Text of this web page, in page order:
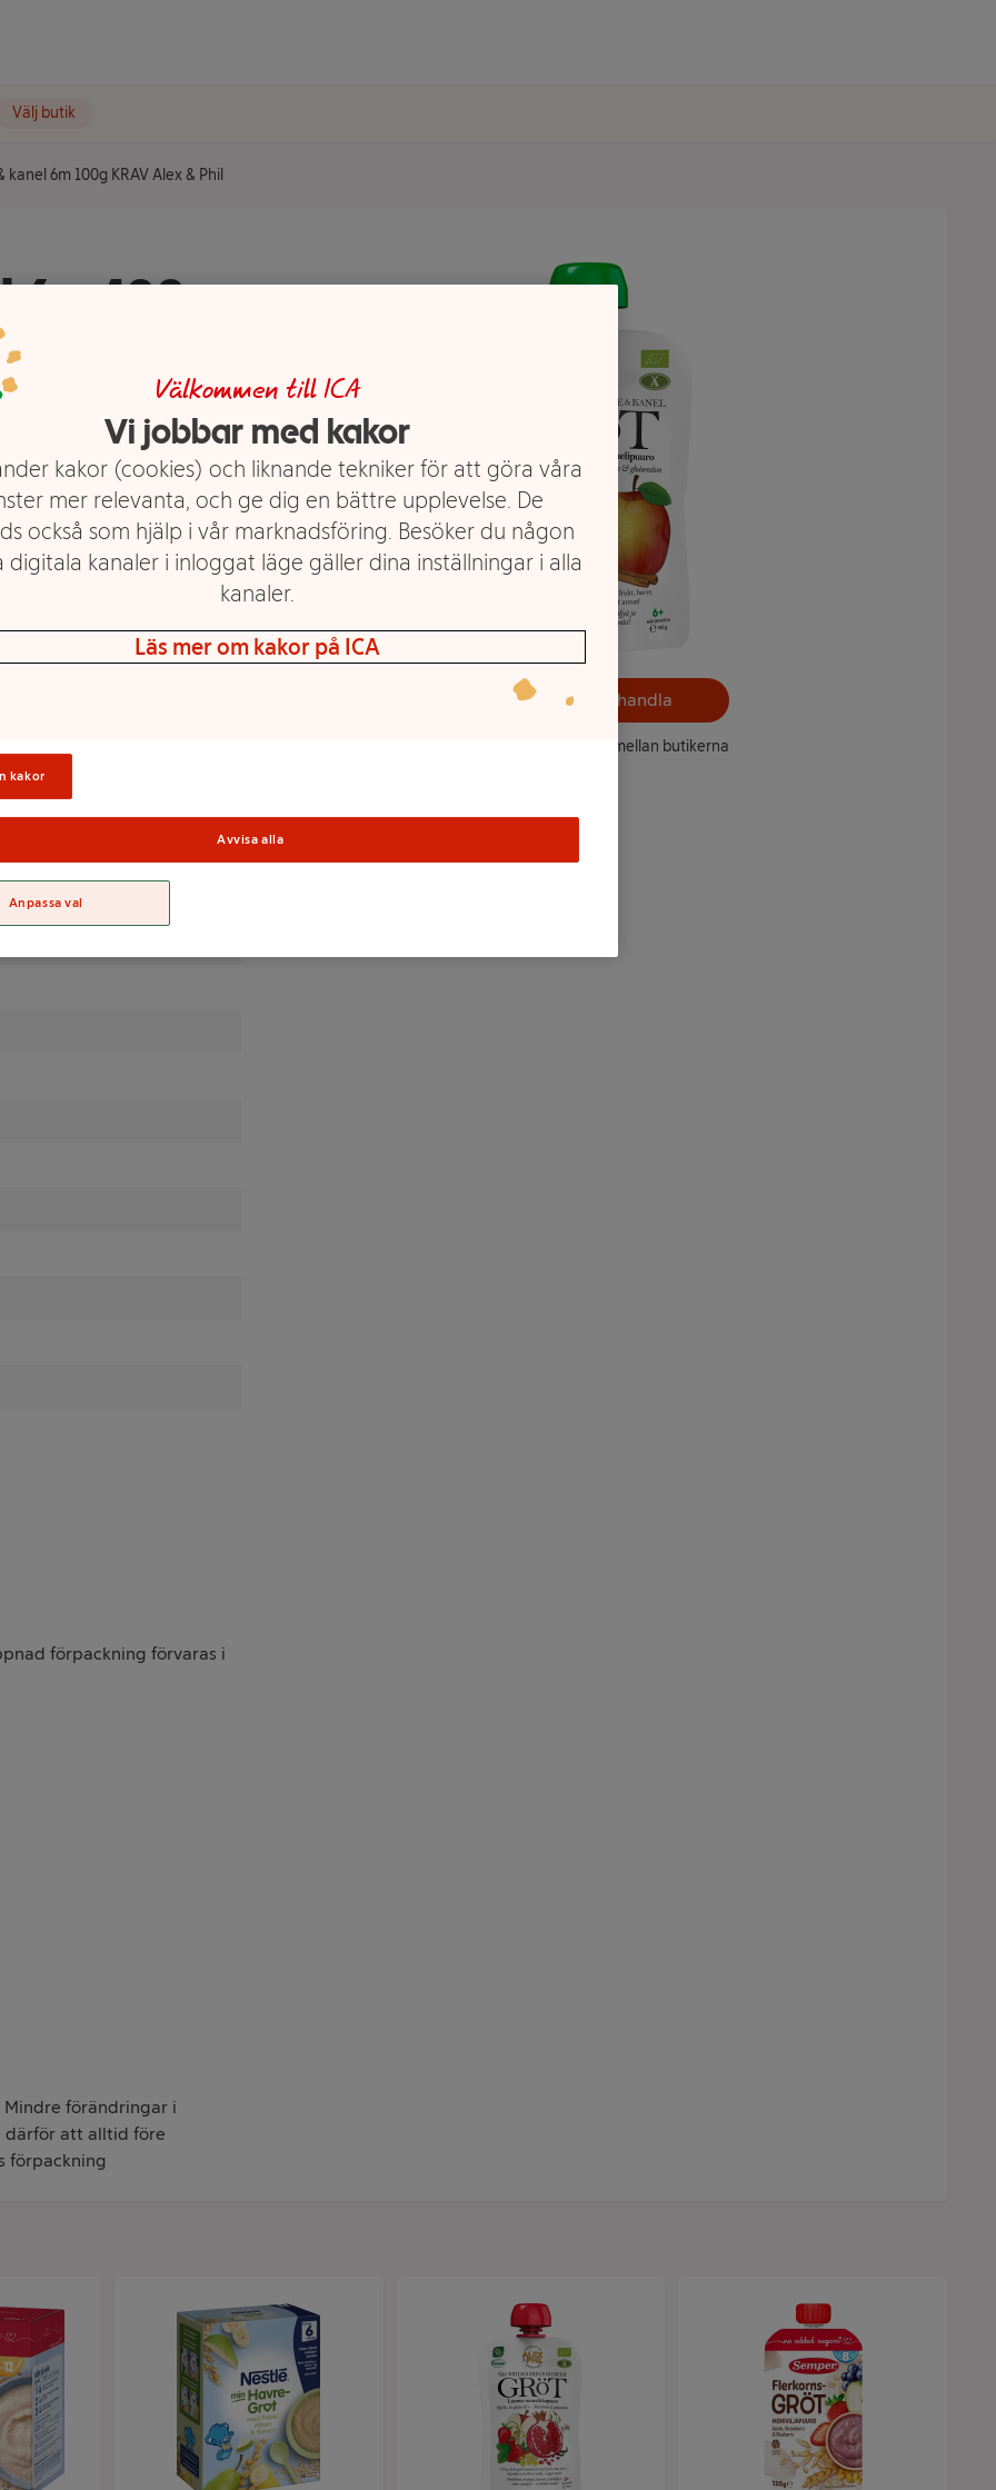
Välj butik
kanel 6m 100g KRAV Alex & Phil
6m 100g
vanilj. Med en bas av
fettsyrornas skull. Mjölk- och
36%, nypon* 9%,
ceylonkanel* 0,05%.
av SMAK Certifiering
förpackning förvaras i
förändringar i
därför att alltid före
förpackning
Välj butik och handla
Sortimentet kan variera mellan butikerna
Välkommen till ICA
Vi jobbar med kakor
kakor (cookies) och liknande tekniker för att göra våra
mer relevanta, och ge dig en bättre upplevelse. De
också som hjälp i vår marknadsföring. Besöker du någon
digitala kanaler i inloggat läge gäller dina inställningar i alla
kanaler.
Läs mer om kakor på ICA
kakor
Avvisa alla
Anpassa val